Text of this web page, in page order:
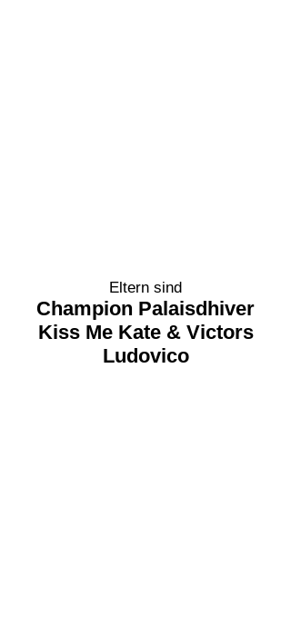
Eltern sind
Champion Palaisdhiver
Kiss Me Kate & Victors
Ludovico